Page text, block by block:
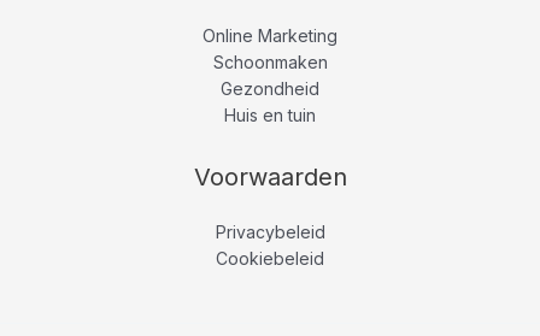
Online Marketing
Schoonmaken
Gezondheid
Huis en tuin
Voorwaarden
Privacybeleid
Cookiebeleid